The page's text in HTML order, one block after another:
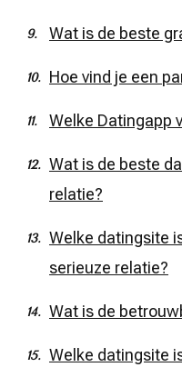
Wat is de beste
Hoe vind je een
Welke Datingapp
Wat is de beste
relatie?
Welke datingsite
serieuze relatie?
Wat is de
Welke datingsite